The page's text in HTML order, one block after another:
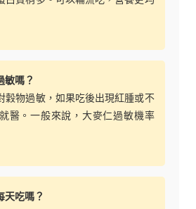
敏嗎？
穀物過敏，如果吃後出現紅腫或不
醫。一般來說，大麥仁過敏機率
天吃嗎？